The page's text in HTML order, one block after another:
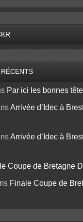
Par ici les bonnes
Arrivée d’Idec à
Arrivée d’Idec à
Coupe de Bretagne
Finale Coupe de